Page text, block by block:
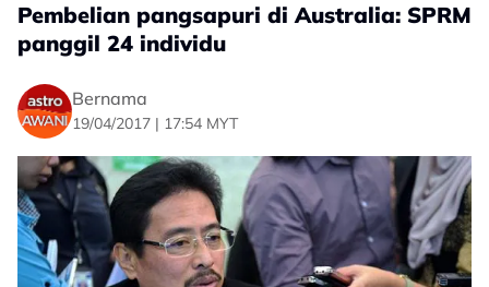
Pembelian pangsapuri di Australia: SPRM
panggil 24 individu
Bernama
19/04/2017 | 17:54 MYT